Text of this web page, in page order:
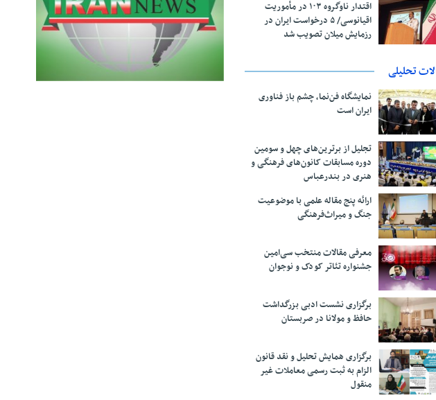
اقتدار ناوگروه ۱۰۳ در مأموریت‌
اقیانوسی/ ۵ درخواست ایران در
رزمایش میلان تصویب شد
تحلیلی
نمایشگاه فن‌نما، چشم باز فناوری
ایران است
تجلیل از بر‌ترین‌های چهل و سومین
دوره مسابقات کانون‌های فرهنگی و
هنری در بندرعباس
ارائه پنج مقاله علمی با موضوعیت
جنگ و میراث‌فرهنگی
معرفی مقالات منتخب سی‌امین
جشنواره تئاتر کودک و نوجوان
برگزاری نشست ادبی بزرگداشت
حافظ و مولانا در صربستان
برگزاری همایش تحلیل و نقد قانون
الزام به ثبت رسمی معاملات غیر
منقول